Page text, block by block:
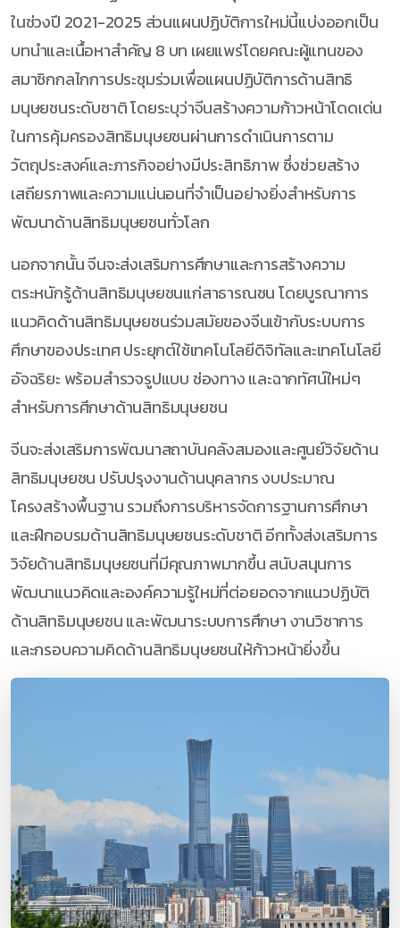
ในช่วงปี 2021-2025 ส่วนแผนปฏิบัติการใหม่นี้แบ่งออกเป็น
บทนำและเนื้อหาสำคัญ 8 บท เผยแพร่โดยคณะผู้แทนของ
สมาชิกกลไกการประชุมร่วมเพื่อแผนปฏิบัติการด้านสิทธิ
มนุษยชนระดับชาติ โดยระบุว่าจีนสร้างความก้าวหน้าโดดเด่น
ในการคุ้มครองสิทธิมนุษยชนผ่านการดำเนินการตาม
วัตถุประสงค์และภารกิจอย่างมีประสิทธิภาพ ซึ่งช่วยสร้าง
เสถียรภาพและความแน่นอนที่จำเป็นอย่างยิ่งสำหรับการ
พัฒนาด้านสิทธิมนุษยชนทั่วโลก
นอกจากนั้น จีนจะส่งเสริมการศึกษาและการสร้างความ
ตระหนักรู้ด้านสิทธิมนุษยชนแก่สาธารณชน โดยบูรณาการ
แนวคิดด้านสิทธิมนุษยชนร่วมสมัยของจีนเข้ากับระบบการ
ศึกษาของประเทศ ประยุกต์ใช้เทคโนโลยีดิจิทัลและเทคโนโลยี
อัจฉริยะ พร้อมสำรวจรูปแบบ ช่องทาง และฉากทัศน์ใหม่ๆ
สำหรับการศึกษาด้านสิทธิมนุษยชน
จีนจะส่งเสริมการพัฒนาสถาบันคลังสมองและศูนย์วิจัยด้าน
สิทธิมนุษยชน ปรับปรุงงานด้านบุคลากร งบประมาณ
โครงสร้างพื้นฐาน รวมถึงการบริหารจัดการฐานการศึกษา
และฝึกอบรมด้านสิทธิมนุษยชนระดับชาติ อีกทั้งส่งเสริมการ
วิจัยด้านสิทธิมนุษยชนที่มีคุณภาพมากขึ้น สนับสนุนการ
พัฒนาแนวคิดและองค์ความรู้ใหม่ที่ต่อยอดจากแนวปฏิบัติ
ด้านสิทธิมนุษยชน และพัฒนาระบบการศึกษา งานวิชาการ
และกรอบความคิดด้านสิทธิมนุษยชนให้ก้าวหน้ายิ่งขึ้น